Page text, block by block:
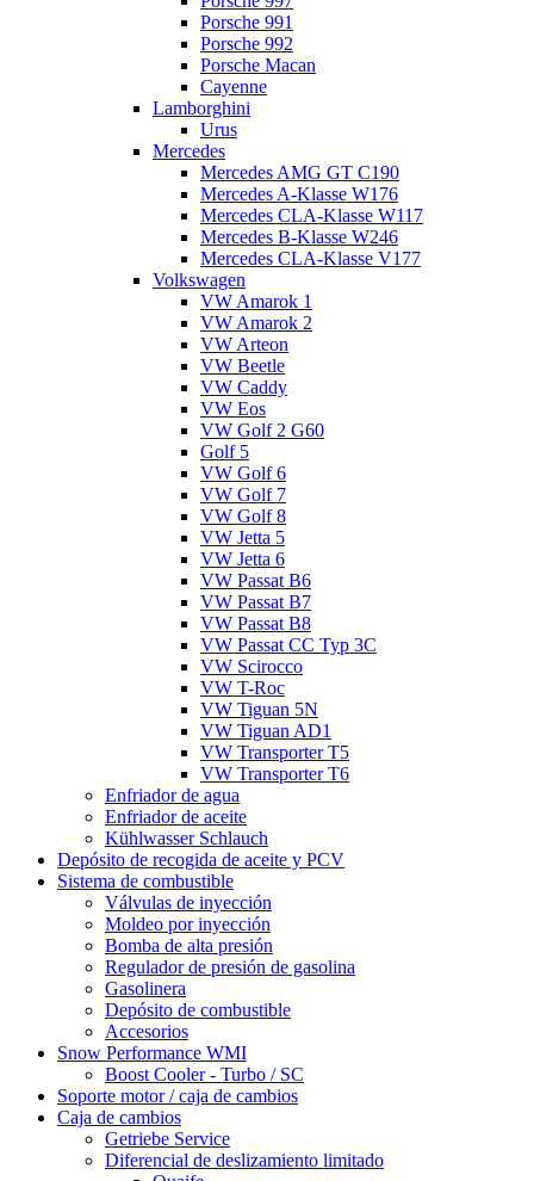
Porsche 991
Porsche 992
Porsche Macan
Cayenne
Lamborghini
Urus
Mercedes
Mercedes AMG GT C190
Mercedes A-Klasse W176
Mercedes CLA-Klasse W117
Mercedes B-Klasse W246
Mercedes CLA-Klasse V177
Volkswagen
VW Amarok 1
VW Amarok 2
VW Arteon
VW Beetle
VW Caddy
VW Eos
VW Golf 2 G60
Golf 5
VW Golf 6
VW Golf 7
VW Golf 8
VW Jetta 5
VW Jetta 6
VW Passat B6
VW Passat B7
VW Passat B8
VW Passat CC Typ 3C
VW Scirocco
VW T-Roc
VW Tiguan 5N
VW Tiguan AD1
VW Transporter T5
VW Transporter T6
Enfriador de agua
Enfriador de aceite
Kühlwasser Schlauch
Depósito de recogida de aceite y PCV
Sistema de combustible
Válvulas de inyección
Moldeo por inyección
Bomba de alta presión
Regulador de presión de gasolina
Gasolinera
Depósito de combustible
Accesorios
Snow Performance WMI
Boost Cooler - Turbo / SC
Soporte motor / caja de cambios
Caja de cambios
Getriebe Service
Diferencial de deslizamiento limitado